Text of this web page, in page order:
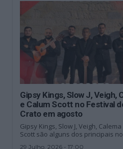
Gipsy Kings, Slow J, Veigh,
e Calum Scott no Festival
Crato em agosto
Gipsy Kings, Slow J, Veigh,
Scott são alguns dos principais
29 Julho, 2026 - 17:00